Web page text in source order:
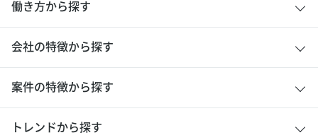
働き方から探す
会社の特徴から探す
案件の特徴から探す
トレンドから探す